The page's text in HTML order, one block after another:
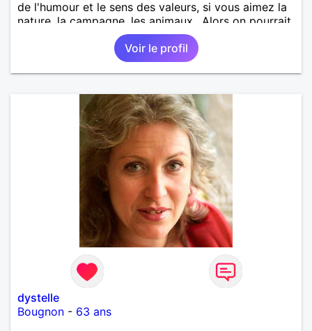
de l'humour et le sens des valeurs, si vous aimez la
nature, la campagne, les animaux.. Alors on pourrait
s'entendre, du coup n'hésitez pas à me contacter.
Voir le profil
dystelle
Bougnon - 63 ans